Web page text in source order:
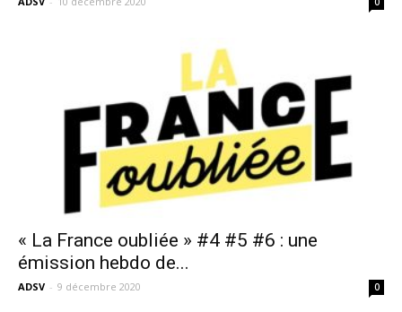
« La France oubliée » #4 #5 #6 : une
émission hebdo de...
ADSV - 9 décembre 2020 0